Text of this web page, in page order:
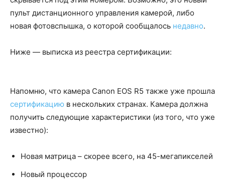
пульт дистанционного управления камерой, либо
новая фотовспышка, о которой сообщалось недавно.
Ниже — выписка из реестра сертификации:
Напомню, что камера Canon EOS R5 также уже прошла
сертификацию в нескольких странах. Камера должна
получить следующие характеристики (из того, что уже
известно):
Новая матрица – скорее всего, на 45-мегапикселей
Новый процессор